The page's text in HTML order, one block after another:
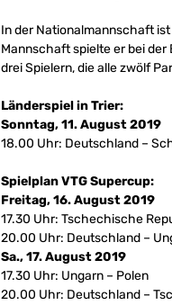
In der Nationalmannschaft
Mannschaft spielte er bei der
drei Spielern, die alle zwölf
Länderspiel in Trier:
Sonntag, 11. August 2019
18.00 Uhr: Deutschland –
Spielplan VTG Supercup:
Freitag, 16. August 2019
17.30 Uhr: Tschechische
20.00 Uhr: Deutschland –
Sa., 17. August 2019
17.30 Uhr: Ungarn – Polen
20.00 Uhr: Deutschland –